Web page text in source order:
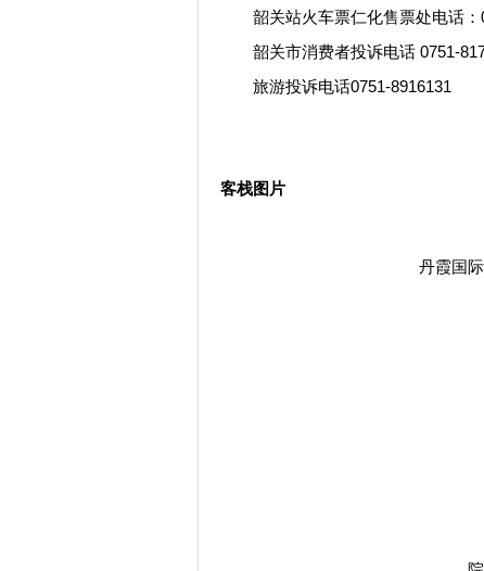
韶关站火车票仁化售票处电话：
韶关市消费者投诉电话 0751-
旅游投诉电话0751-8916131
客栈图片
丹霞国